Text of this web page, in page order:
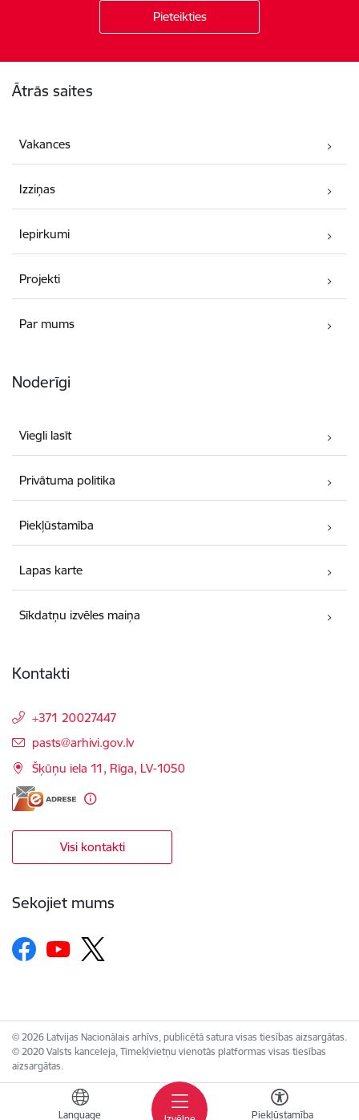
Language Piekļūstamība
Ātrās saites
Vakances
Izziņas
Iepirkumi
Projekti
Par mums
Noderīgi
Viegli lasīt
Privātuma politika
Piekļūstamība
Lapas karte
Sīkdatņu izvēles maiņa
Kontakti
+371 20027447
E-pasts:
pasts@arhivi.gov.lv
Šķūņu iela 11, Rīga, LV-1050
Visi kontakti
Sekojiet mums
© 2026 Latvijas Nacionālais arhīvs, publicētā satura visas tiesības aizsargātas.
© 2020 Valsts kanceleja, Tīmekļvietņu vienotās platformas visas tiesības
aizsargātas.